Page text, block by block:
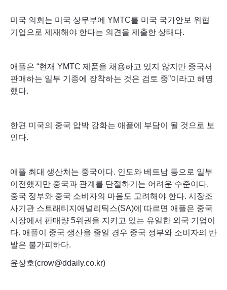
미국 의회는 미국 상무부에 YMTC를 미국 국가안보 위협
기업으로 제재해야 한다는 의견을 제출한 상태다.
애플은 “현재 YMTC 제품을 채용하고 있지 않지만 중국서
판매하는 일부 기종에 장착하는 것은 검토 중”이라고 해명
했다.
한편 미국의 중국 압박 강화는 애플에 부담이 될 것으로 보
인다.
애플 최대 생산처는 중국이다. 인도와 베트남 등으로 일부
이전했지만 중국과 관계를 단절하기는 어려운 수준이다.
중국 정부와 중국 소비자의 마음도 고려해야 한다. 시장조
사기관 스트래티지애널리틱스(SA)에 따르면 애플은 중국
시장에서 판매량 5위권을 지키고 있는 유일한 외국 기업이
다. 애플이 중국 생산을 줄일 경우 중국 정부와 소비자의 반
발은 불가피하다.
윤상호(crow@ddaily.co.kr)